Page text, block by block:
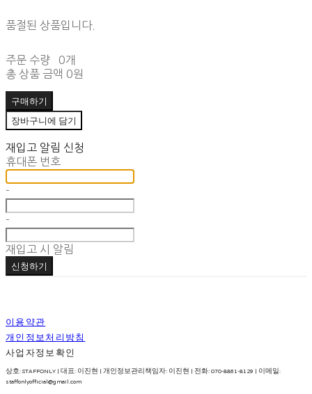
품절된 상품입니다.
주문 수량
0개
총 상품 금액 0원
구매하기
장바구니에 담기
재입고 알림 신청
휴대폰 번호
-
-
재입고 시 알림
신청하기
이용약관
개인정보처리방침
사업자정보확인
상호: STAFFONLY | 대표: 이진현 | 개인정보관리책임자: 이진현 | 전화: 070-8861-8129 | 이메일:
staffonlyofficial@gmail.com